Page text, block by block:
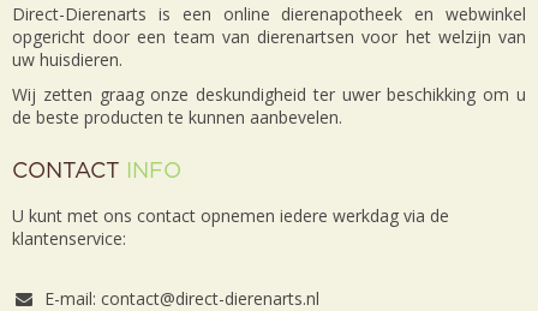
Direct-Dierenarts is een online dierenapotheek en webwinkel
opgericht door een team van dierenartsen voor het welzijn van
uw huisdieren.
Wij zetten graag onze deskundigheid ter uwer beschikking om u
de beste producten te kunnen aanbevelen.
CONTACT INFO
U kunt met ons contact opnemen iedere werkdag via de
klantenservice:
E-mail: contact@direct-dierenarts.nl